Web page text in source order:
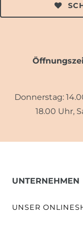
Donnerstag:
18.00 Uhr,
UNTERNEHMEN
UNSER